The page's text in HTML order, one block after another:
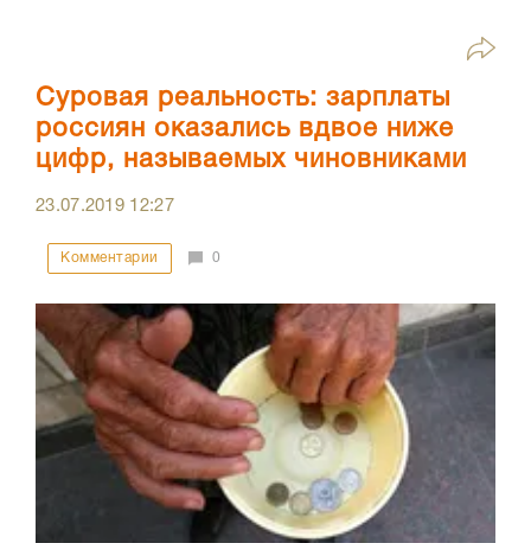
Суровая реальность: зарплаты
россиян оказались вдвое ниже
цифр, называемых чиновниками
23.07.2019 12:27
Комментарии 0